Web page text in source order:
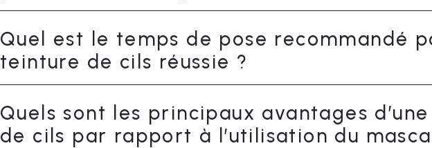
Quel est le temps de pose recommandé
teinture de cils réussie ?
Quels sont les principaux avantages
de cils par rapport à l’utilisation du